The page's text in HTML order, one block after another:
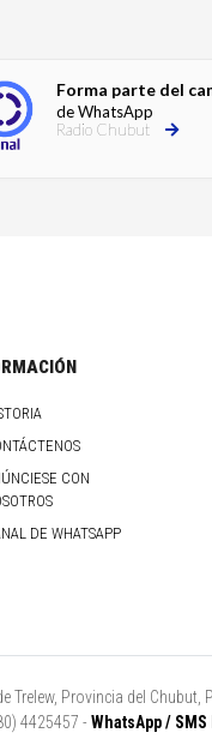
Forma parte del
de WhatsApp
Radio Chubut
CON
DE WHATSAPP
Trelew, Provincia del
4425457 - WhatsApp /